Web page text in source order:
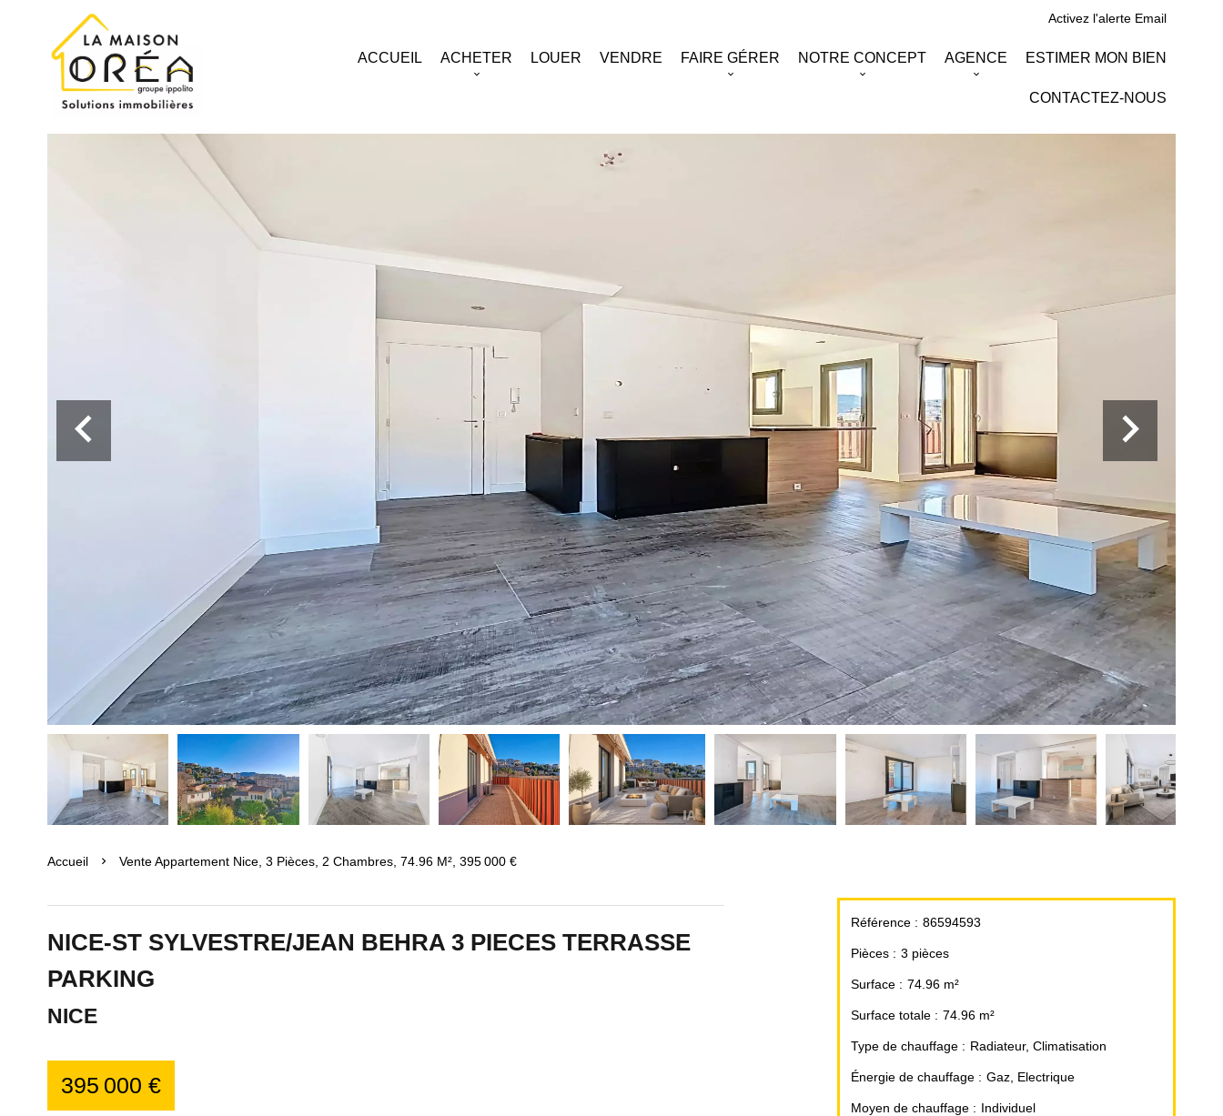
Activez l'alerte Email
ACCUEIL ACHETER LOUER VENDRE FAIRE GÉRER NOTRE CONCEPT AGENCE ESTIMER MON BIEN
CONTACTEZ-NOUS
Accueil Vente Appartement Nice, 3 Pièces, 2 Chambres, 74.96 M², 395 000 €
NICE-ST SYLVESTRE/JEAN BEHRA 3 PIECES TERRASSE
PARKING
NICE
395 000 €
Référence 86594593
Pièces 3 pièces
Surface 74.96 m²
Surface totale 74.96 m²
Type de chauffage Radiateur, Climatisation
Énergie de chauffage Gaz, Electrique
Moyen de chauffage Individuel